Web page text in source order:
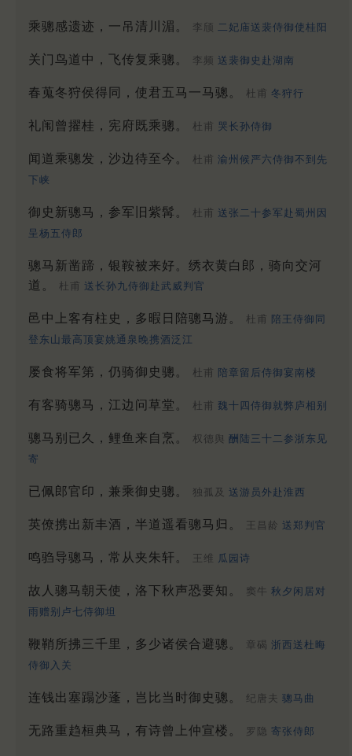
乘骢感遗迹，一吊清川湄。 李颀 二妃庙送裴侍御使桂阳
关门鸟道中，飞传复乘骢。 李频 送裴御史赴湖南
春蒐冬狩侯得同，使君五马一马骢。 杜甫 冬狩行
礼闱曾擢桂，宪府既乘骢。 杜甫 哭长孙侍御
闻道乘骢发，沙边待至今。 杜甫 渝州候严六侍御不到先
下峡
御史新骢马，参军旧紫髯。 杜甫 送张二十参军赴蜀州因
呈杨五侍郎
骢马新凿蹄，银鞍被来好。绣衣黄白郎，骑向交河
道。
杜甫 送长孙九侍御赴武威判官
邑中上客有柱史，多暇日陪骢马游。 杜甫 陪王侍御同
登东山最高顶宴姚通泉晚携酒泛江
屡食将军第，仍骑御史骢。 杜甫 陪章留后侍御宴南楼
有客骑骢马，江边问草堂。 杜甫 魏十四侍御就弊庐相别
骢马别已久，鲤鱼来自烹。 权德舆 酬陆三十二参浙东见
寄
已佩郎官印，兼乘御史骢。 独孤及 送游员外赴淮西
英僚携出新丰酒，半道遥看骢马归。 王昌龄 送郑判官
鸣驺导骢马，常从夹朱轩。 王维 瓜园诗
故人骢马朝天使，洛下秋声恐要知。 窦牛 秋夕闲居对
雨赠别卢七侍御坦
鞭鞘所拂三千里，多少诸侯合避骢。 章碣 浙西送杜晦
侍御入关
连钱出塞蹋沙蓬，岂比当时御史骢。 纪唐夫 骢马曲
无路重趋桓典马，有诗曾上仲宣楼。 罗隐 寄张侍郎